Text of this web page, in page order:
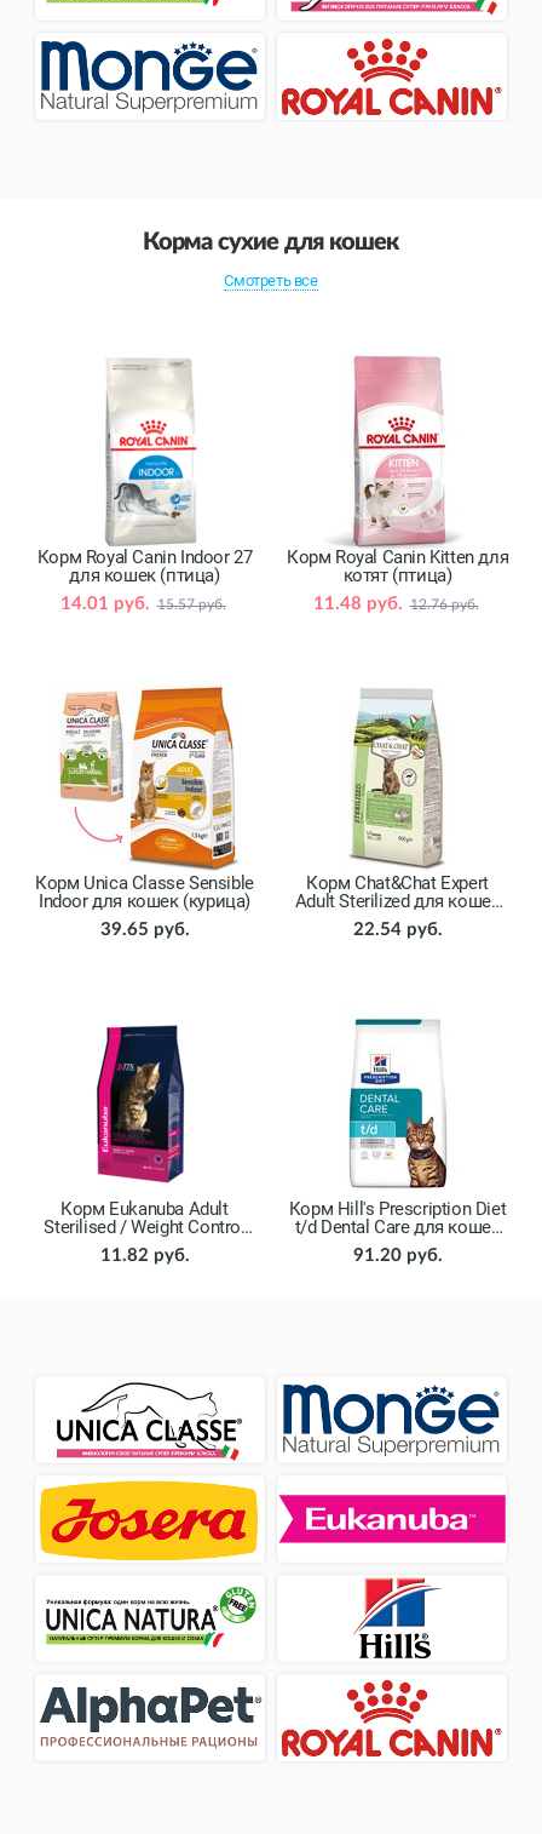
Корма сухие для кошек
Смотреть все
Корм Royal Canin Indoor 27
для кошек (птица)
14.01 руб. 15.57 руб.
Корм Royal Canin Kitten для
котят (птица)
11.48 руб. 12.76 руб.
Корм Unica Classe Sensible
Indoor для кошек (курица)
39.65 руб.
Корм Chat&Chat Expert
Adult Sterilized для кошек
(курица, индейка)
22.54 руб.
Корм Eukanuba Adult
Sterilised / Weight Сontrol
для кошек (домашняя
птица)
11.82 руб.
Корм Hill's Prescription Diet
t/d Dental Care для кошек
(курица)
91.20 руб.